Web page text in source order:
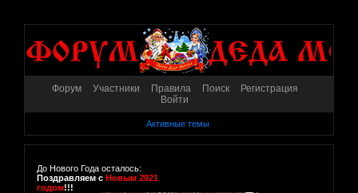
Форум Участники Правила Поиск
Регистрация
Войти
Активные темы
До Нового Года осталось:
Поздравляем с Новым 2021
годом!!!